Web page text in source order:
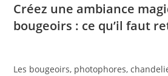
Créez une ambiance
bougeoirs : ce qu’il faut
Les bougeoirs, photophores,